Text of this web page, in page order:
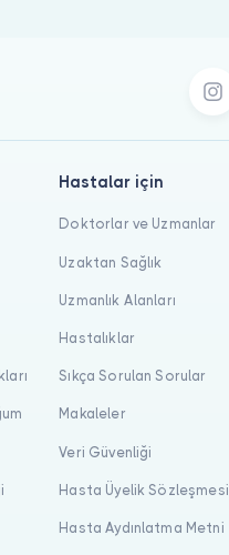
Hastalar için
Doktorlar ve Uzmanlar
Uzaktan Sağlık
Uzmanlık Alanları
Hastalıklar
Sıkça Sorulan Sorular
Makaleler
Veri Güvenliği
Hasta Üyelik Sözleşmesi
Hasta Aydınlatma Metni